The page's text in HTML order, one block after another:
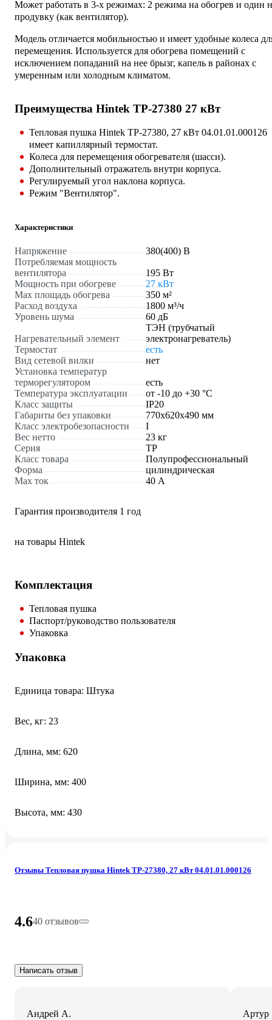
Может работать в 3-х режимах: 2 режима на обогрев и один
продувку (как вентилятор).
Модель отличается мобильностью и имеет удобные колеса
перемещения. Используется для обогрева помещений с
исключением попаданий на нее брызг, капель в районах с
умеренным или холодным климатом.
Преимущества Hintek TP-27380 27 кВт
Тепловая пушка Hintek TP-27380, 27 кВт 04.01.01.000126
имеет капиллярный термостат.
Колеса для перемещения обогревателя (шасси).
Дополнительный отражатель внутри корпуса.
Регулируемый угол наклона корпуса.
Режим "Вентилятор".
Характеристики
Напряжение
380(400) В
Потребляемая мощность
вентилятора
195 Вт
Мощность при обогреве
27 кВт
Max площадь обогрева
350 м²
Расход воздуха
1800 м³/ч
Уровень шума
60 дБ
Нагревательный элемент
ТЭН (трубчатый
электронагреватель)
Термостат
есть
Вид сетевой вилки
нет
Установка температур
терморегулятором
есть
Температура эксплуатации
от -10 до +30 °С
Класс защиты
IP20
Габариты без упаковки
770х620х490 мм
Класс электробезопасности
I
Вес нетто
23 кг
Серия
TP
Класс товара
Полупрофессиональный
Форма
цилиндрическая
Max ток
40 А
Гарантия производителя 1 год
на товары Hintek
Комплектация
Тепловая пушка
Паспорт/руководство пользователя
Упаковка
Упаковка
Единица товара: Штука
Вес, кг: 23
Длина, мм: 620
Ширина, мм: 400
Высота, мм: 430
Отзывы Тепловая пушка Hintek TP-27380, 27 кВт 04.01.01.000126
4.640 отзывов
Написать отзыв
Андрей А. Артур